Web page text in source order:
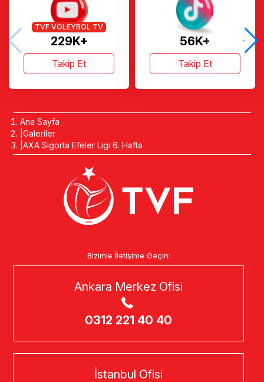
229K+
TVF VOLEYBOL TV
Takip Et
56K+
Takip Et
Ana Sayfa
Galeriler
AXA Sigorta Efeler Ligi 6. Hafta
Bizimle İletişime Geçin:
Ankara Merkez Ofisi
0312 221 40 40
İstanbul Ofisi